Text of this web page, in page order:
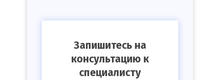
Запишитесь на
консультацию к
специалисту